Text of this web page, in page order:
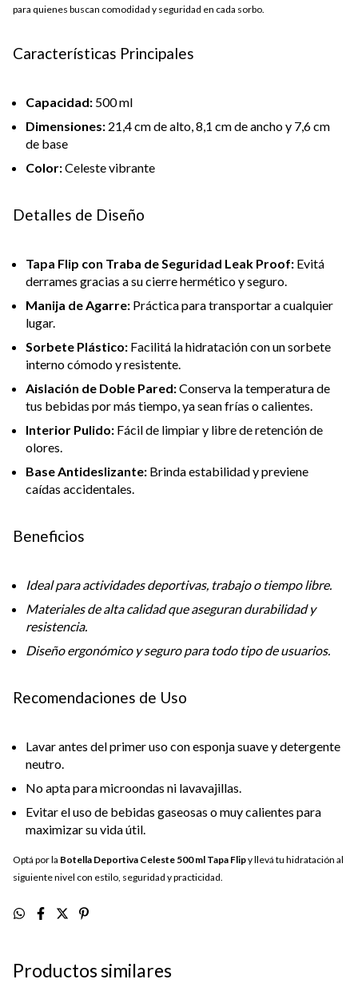
para quienes buscan comodidad y seguridad en cada sorbo.
Características Principales
Capacidad: 500 ml
Dimensiones: 21,4 cm de alto, 8,1 cm de ancho y 7,6 cm
de base
Color:Celeste vibrante
Detalles de Diseño
Tapa Flip con Traba de Seguridad Leak Proof: Evitá
derrames gracias a su cierre hermético y seguro.
Manija de Agarre: Práctica para transportar a cualquier
lugar.
Sorbete Plástico: Facilitá la hidratación con un sorbete
interno cómodo y resistente.
Aislación de Doble Pared:Conserva la temperatura de
tus bebidas por más tiempo, ya sean frías o calientes.
Interior Pulido: Fácil de limpiar y libre de retención de
olores.
Base Antideslizante: Brinda estabilidad y previene
caídas accidentales.
Beneficios
Ideal para actividades deportivas, trabajo o tiempo libre.
Materiales de alta calidad que aseguran durabilidad y
resistencia.
Diseño ergonómico y seguro para todo tipo de usuarios.
Recomendaciones de Uso
Lavar antes del primer uso con esponja suave y detergente
neutro.
No apta para microondas ni lavavajillas.
Evitar el uso de bebidas gaseosas o muy calientes para
maximizar su vida útil.
Optá por la Botella Deportiva Celeste 500 ml Tapa Flipy llevá tu hidratación al
siguiente nivel con estilo, seguridad y practicidad.
Productos similares